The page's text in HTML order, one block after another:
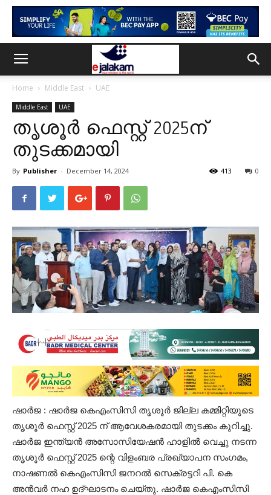
Home Middle East UAE
Middle East UAE
തൃശൂർ ഫെസ്റ്റ് 2025ന്
തുടക്കമായി
By Publisher - December 14, 2024 0
413
ഷാർജ : ഷാർജ കെഎംസിസി തൃശൂർ ജില്ല കമ്മിറ്റിയുടെ
തൃശൂർ ഫെസ്റ്റ് 2025 ന് ആവേശകരമായി തുടക്കം കുറിച്ചു.
ഷാർജ ഇന്ത്യൻ അസോസിയേഷൻ ഹാളിൽ വെച്ചു നടന്ന
തൃശൂർ ഫെസ്റ്റ് 2025 ന്റെ വിളംബര പ്രഖ്യാപന സംഗമം,
നാഷണൽ കെഎംസിസി ജനറൽ സെക്രട്ടറി പി. കെ
അൻവർ നഹ ഉദ്ഘാടനം ചെയ്തു. ഷാർജ കെഎംസിസി